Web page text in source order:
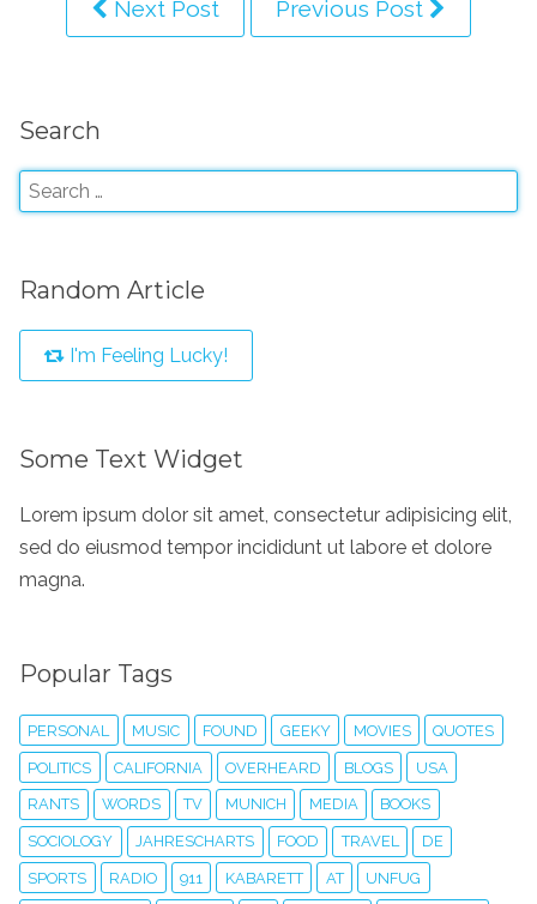
Next Post Previous Post
Search
Random Article
I'm Feeling Lucky!
Some Text Widget
Lorem ipsum dolor sit amet, consectetur adipisicing elit,
sed do eiusmod tempor incididunt ut labore et dolore
magna.
Popular Tags
PERSONAL MUSIC FOUND GEEKY MOVIES QUOTES
POLITICS CALIFORNIA OVERHEARD BLOGS USA
RANTS WORDS TV MUNICH MEDIA BOOKS
SOCIOLOGY JAHRESCHARTS FOOD TRAVEL DE
SPORTS RADIO 911 KABARETT AT UNFUG